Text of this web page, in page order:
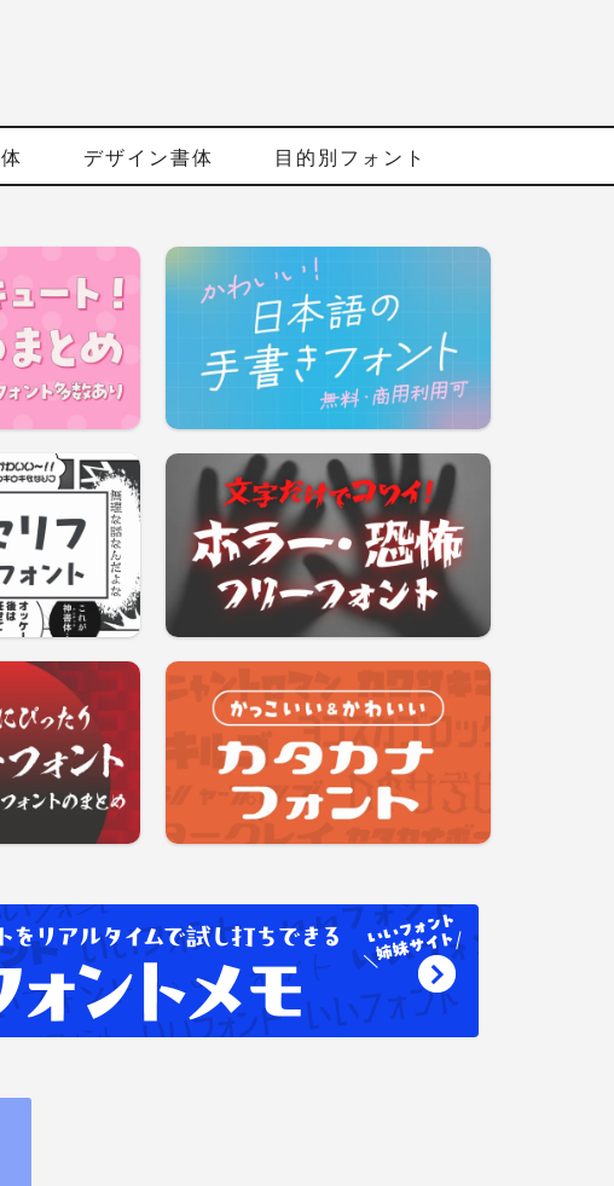
デザイン書体 目的別フォント